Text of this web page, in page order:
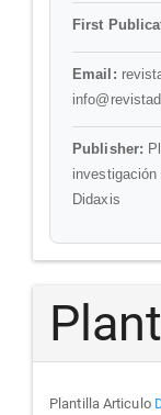
First
Email:
Publisher:
Didaxis
Plantilla Articulo